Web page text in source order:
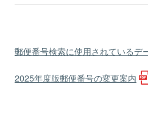
郵便番号検索に使用されているデ
2025年度版郵便番号の変更案内